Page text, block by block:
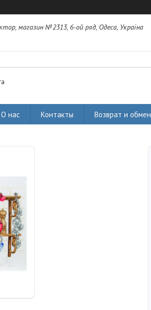
магазин №2313, 6-ой ряд, Одеса, Україна
О нас Контакты Возврат и обмен